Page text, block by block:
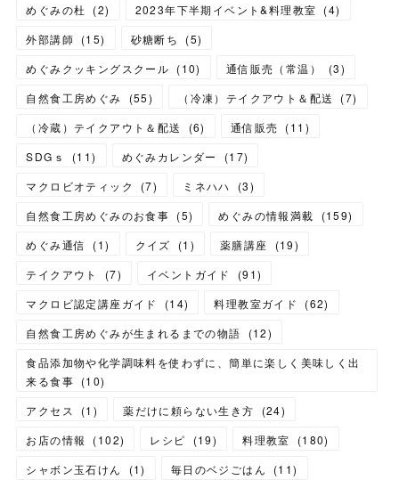
めぐみの杜 (2) 2023年下半期イベント&料理教室 (4)
外部講師 (15) 砂糖断ち (5)
めぐみクッキングスクール (10) 通信販売（常温） (3)
自然食工房めぐみ
(55) （冷凍）テイクアウト＆配送 (7)
（冷蔵）テイクアウト＆配送
(6) 通信販売 (11 )
SDGｓ
(11) めぐみカレンダー (17)
マクロビオティック
(7) ミネハハ (3)
自然食工房めぐみのお食事 (5) めぐみの情報満載 (159)
めぐみ通信
(1) クイズ (1 ) 薬膳講座 (19)
テイクアウト
(7) イベントガイド (91)
マクロビ認定講座ガイド
(14) 料理教室ガイド (62)
自然食工房めぐみが生まれるまでの物語
(12)
食品添加物や化学調味料を使わずに、簡単に楽しく美味しく出
来る食事 (10)
アクセス
(1 ) 薬だけに頼らない生き方 (24)
お店の情報
(102) レシピ (19) 料理教室 (180)
シャボン玉石けん
(1) 毎日のベジごはん (11)